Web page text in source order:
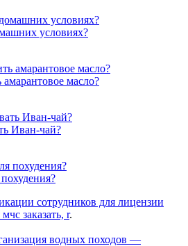
условиях?
масло?
Иван-чай?
сотрудников для лицензии
заказать, r.